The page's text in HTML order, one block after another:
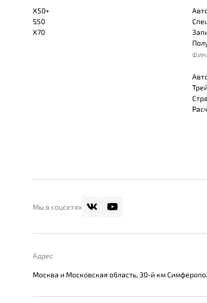
X50+
S50
X70
Мы в соцсетях
Адрес
Москва и Московская область, 30-й км